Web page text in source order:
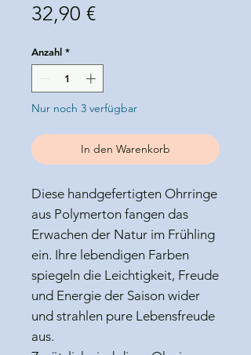
32,90 €Preis
Anzahl *
Nur noch 3 verfügbar
In den Warenkorb
Diese handgefertigten Ohrringe
aus Polymerton fangen das
Erwachen der Natur im Frühling
ein. Ihre lebendigen Farben
spiegeln die Leichtigkeit, Freude
und Energie der Saison wider
und strahlen pure Lebensfreude
aus.